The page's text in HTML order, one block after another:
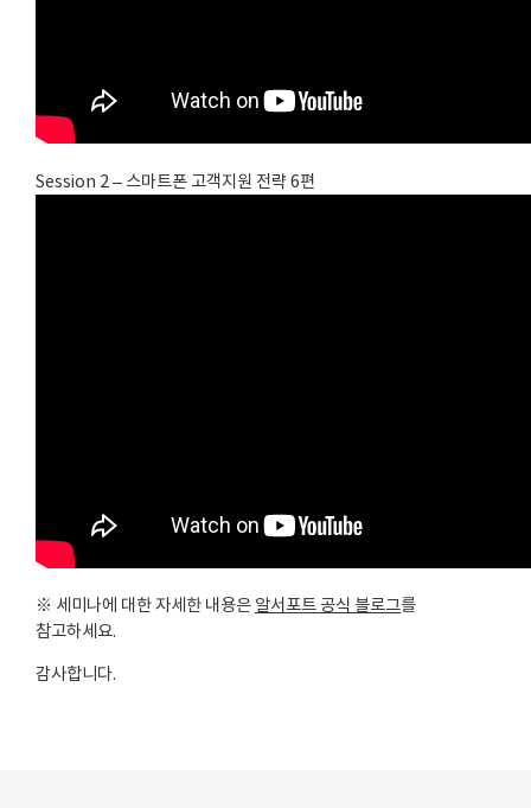
Session 2 – 스마트폰 고객지원 전략 6편
※ 세미나에 대한 자세한 내용은 알서포트 공식 블로그를
참고하세요.
감사합니다.